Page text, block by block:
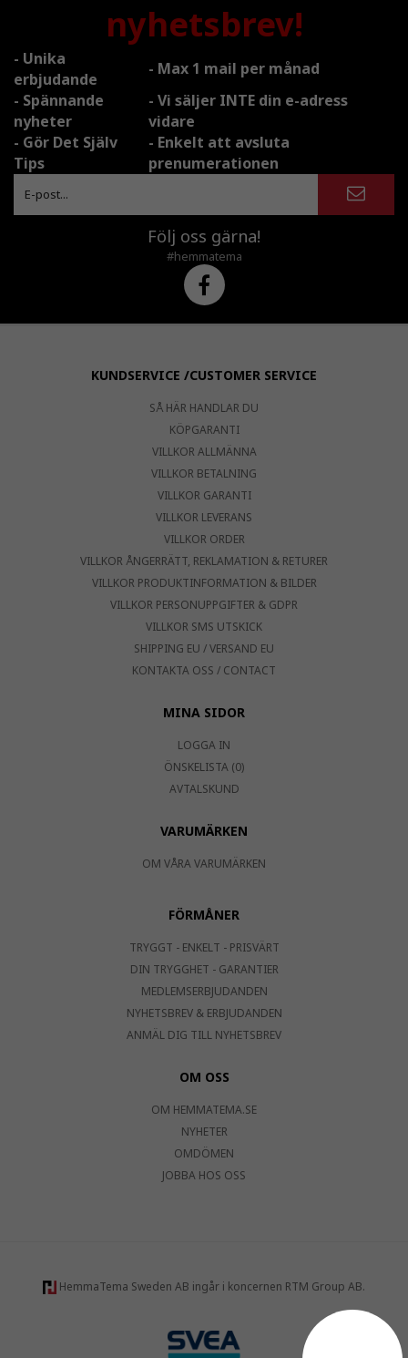
nyhetsbrev!
- Unika
erbjudande
- Max 1 mail per månad
- Spännande
nyheter
- Vi säljer INTE din e-adress
vidare
- Gör Det Själv
Tips
- Enkelt att avsluta
prenumerationen
Följ oss gärna!
#hemmatema
KUNDSERVICE /CUSTOMER SERVICE
SÅ HÄR HANDLAR DU
KÖPGARANTI
VILLKOR ALLMÄNNA
VILLKOR BETALNING
VILLKOR GARANTI
VILLKOR LEVERANS
VILLKOR ORDER
VILLKOR ÅNGERRÄTT, REKLAMATION & RETURER
VILLKOR PRODUKTINFORMATION & BILDER
VILLKOR PERSONUPPGIFTER & GDPR
VILLKOR SMS UTSKICK
SHIPPING EU / VERSAND EU
KONTAKTA OSS / CONTACT
MINA SIDOR
LOGGA IN
ÖNSKELISTA (0)
AVTALSKUND
VARUMÄRKEN
OM VÅRA VARUMÄRKEN
FÖRMÅNER
TRYGGT - ENKELT - PRISVÄRT
DIN TRYGGHET - GARANTIER
MEDLEMSERBJUDANDEN
NYHETSBREV & ERBJUDANDEN
ANMÄL DIG TILL NYHETSBREV
OM OSS
OM HEMMATEMA.SE
NYHETER
OMDÖMEN
JOBBA HOS OSS
HemmaTema Sweden AB ingår i koncernen RTM Group AB.